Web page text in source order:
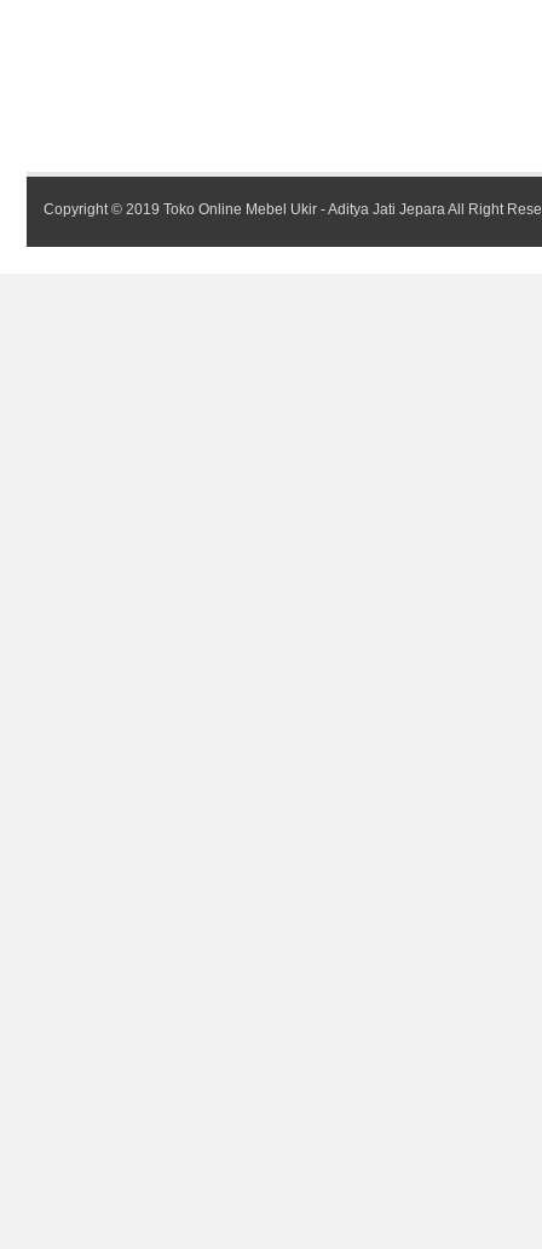
Copyright © 2019 Toko Online Mebel Ukir - Aditya Jati Jepara All Right